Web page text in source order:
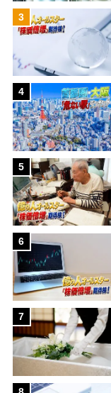
3
4
5
6
7